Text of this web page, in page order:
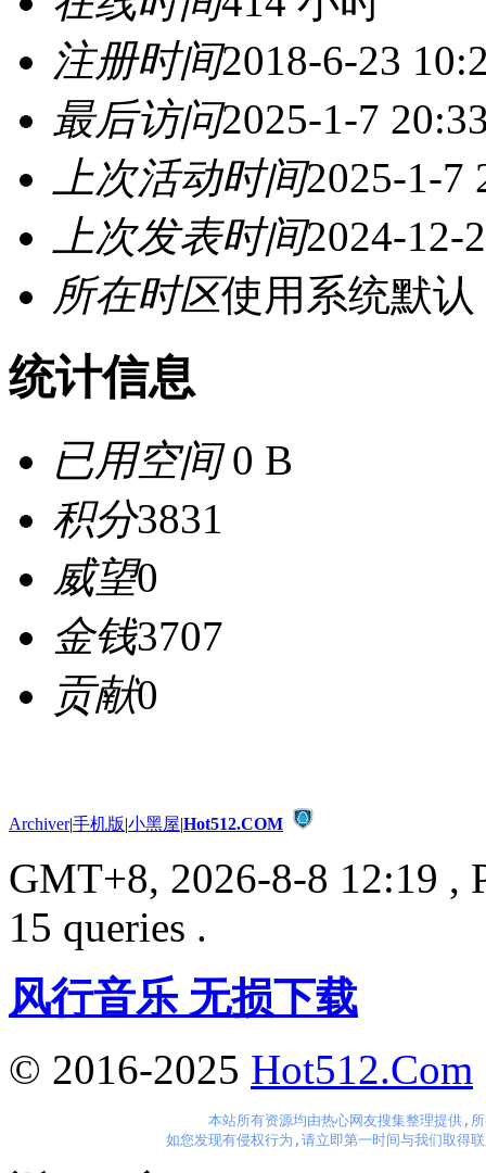
注册时间2018-6-23
最后访问2025-1-7
上次活动时间2025-1-7
上次发表时间2024-12-
所在时区使用系统默认
统计信息
已用空间0 B
积分3831
威望0
金钱3707
贡献0
Archiver|手机版|小黑屋|Hot512.COM
GMT+8, 2026-8-8 12:19 ,
15 queries .
风行音乐 无损下载
© 2016-2025 Hot512.Com
本站所有资源均由热心网友搜集整理提供,
如您发现有侵权行为,请立即第一时间与我们取得